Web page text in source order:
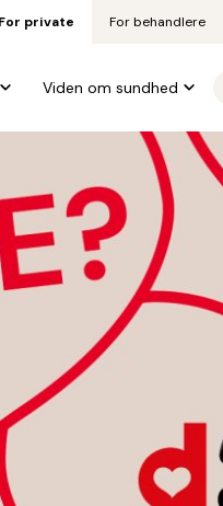
For private For behandlere
Viden om sundhed